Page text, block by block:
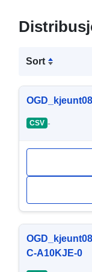
Sort
CSV -
C-A10KJE-0